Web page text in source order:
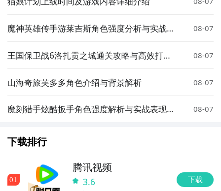
魔神英雄传手游莱吉斯角色强度分析与实战搭
08-07
王国保卫战6洛扎贡之城通关攻略与高效打法
08-07
山海奇旅芙多多角色介绍与背景解析 08-07
魔刻猎手炫酷扳手角色强度解析与实战表现评
08-07
下载排行
01
腾讯视频
3.6 下载